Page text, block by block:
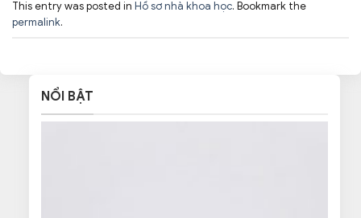
This entry was posted in Hồ sơ nhà khoa học. Bookmark the
permalink.
NỔI BẬT